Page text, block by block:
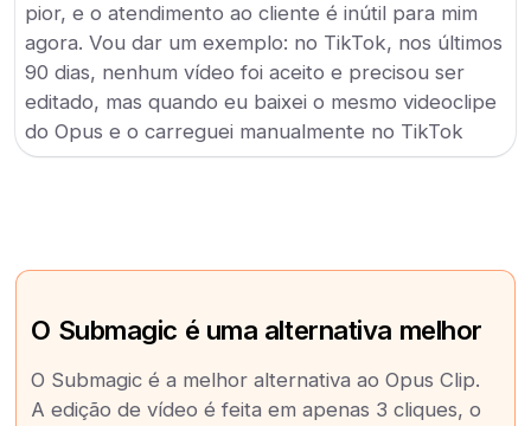
pior, e o atendimento ao cliente é inútil para mim
agora. Vou dar um exemplo: no TikTok, nos últimos
90 dias, nenhum vídeo foi aceito e precisou ser
editado, mas quando eu baixei o mesmo videoclipe
do Opus e o carreguei manualmente no TikTok
O Submagic é uma alternativa melhor
O Submagic é a melhor alternativa ao Opus Clip.
A edição de vídeo é feita em apenas 3 cliques, o